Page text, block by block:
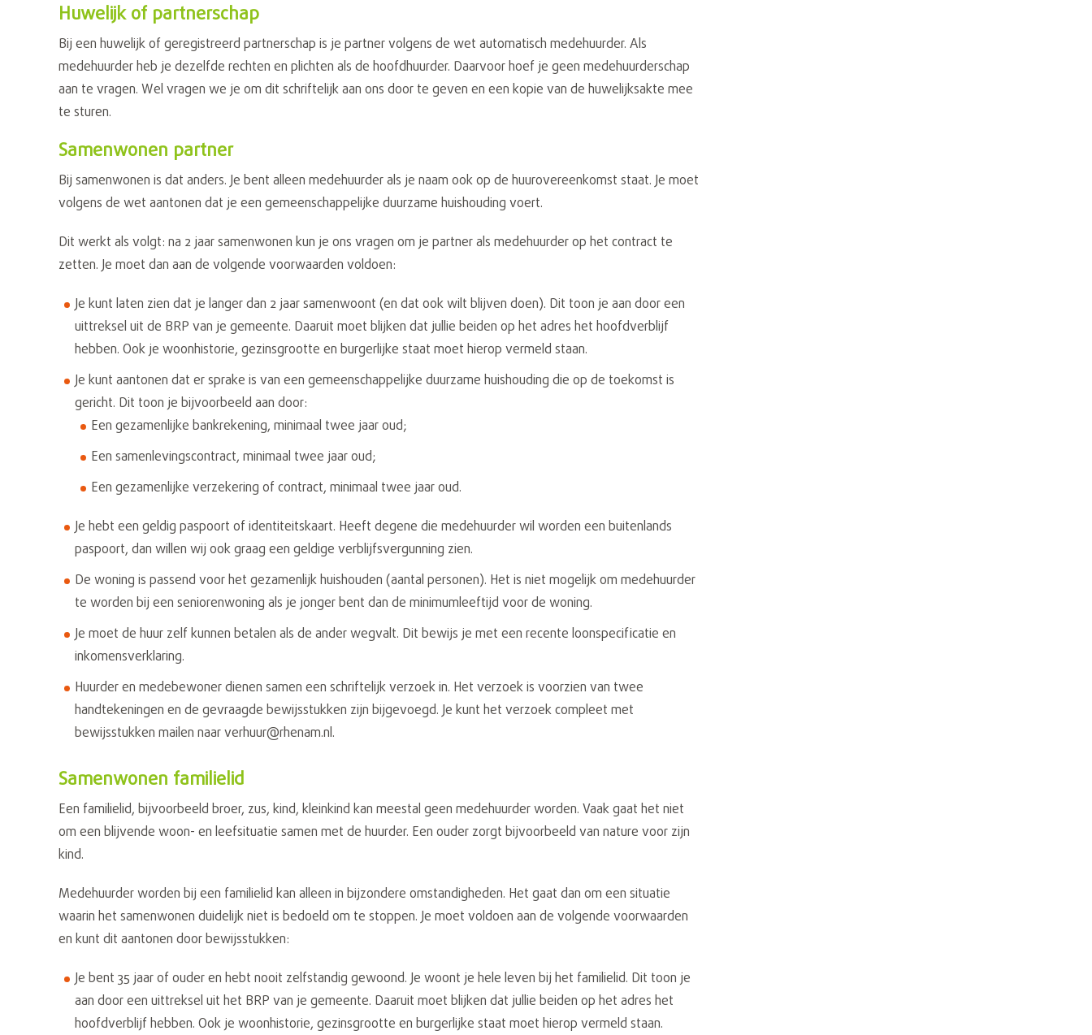
Huwelijk of partnerschap
Bij een huwelijk of geregistreerd partnerschap is je partner volgens de wet automatisch medehuurder. Als
medehuurder heb je dezelfde rechten en plichten als de hoofdhuurder. Daarvoor hoef je geen medehuurderschap
aan te vragen. Wel vragen we je om dit schriftelijk aan ons door te geven en een kopie van de huwelijksakte mee
te sturen.
Samenwonen partner
Bij samenwonen is dat anders. Je bent alleen medehuurder als je naam ook op de huurovereenkomst staat. Je moet
volgens de wet aantonen dat je een gemeenschappelijke duurzame huishouding voert.
Dit werkt als volgt: na 2 jaar samenwonen kun je ons vragen om je partner als medehuurder op het contract te
zetten. Je moet dan aan de volgende voorwaarden voldoen:
Je kunt laten zien dat je langer dan 2 jaar samenwoont (en dat ook wilt blijven doen). Dit toon je aan door een
uittreksel uit de BRP van je gemeente. Daaruit moet blijken dat jullie beiden op het adres het hoofdverblijf
hebben. Ook je woonhistorie, gezinsgrootte en burgerlijke staat moet hierop vermeld staan.
Je kunt aantonen dat er sprake is van een gemeenschappelijke duurzame huishouding die op de toekomst is
gericht. Dit toon je bijvoorbeeld aan door:
Een gezamenlijke bankrekening, minimaal twee jaar oud;
Een samenlevingscontract, minimaal twee jaar oud;
Een gezamenlijke verzekering of contract, minimaal twee jaar oud.
Je hebt een geldig paspoort of identiteitskaart. Heeft degene die medehuurder wil worden een buitenlands
paspoort, dan willen wij ook graag een geldige verblijfsvergunning zien.
De woning is passend voor het gezamenlijk huishouden (aantal personen). Het is niet mogelijk om medehuurder
te worden bij een seniorenwoning als je jonger bent dan de minimumleeftijd voor de woning.
Je moet de huur zelf kunnen betalen als de ander wegvalt. Dit bewijs je met een recente loonspecificatie en
inkomensverklaring.
Huurder en medebewoner dienen samen een schriftelijk verzoek in. Het verzoek is voorzien van twee
handtekeningen en de gevraagde bewijsstukken zijn bijgevoegd. Je kunt het verzoek compleet met
bewijsstukken mailen naar verhuur@rhenam.nl.
Samenwonen familielid
Een familielid, bijvoorbeeld broer, zus, kind, kleinkind kan meestal geen medehuurder worden. Vaak gaat het niet
om een blijvende woon- en leefsituatie samen met de huurder. Een ouder zorgt bijvoorbeeld van nature voor zijn
kind.
Medehuurder worden bij een familielid kan alleen in bijzondere omstandigheden. Het gaat dan om een situatie
waarin het samenwonen duidelijk niet is bedoeld om te stoppen. Je moet voldoen aan de volgende voorwaarden
en kunt dit aantonen door bewijsstukken:
Je bent 35 jaar of ouder en hebt nooit zelfstandig gewoond. Je woont je hele leven bij het familielid. Dit toon je
aan door een uittreksel uit het BRP van je gemeente. Daaruit moet blijken dat jullie beiden op het adres het
hoofdverblijf hebben. Ook je woonhistorie, gezinsgrootte en burgerlijke staat moet hierop vermeld staan.